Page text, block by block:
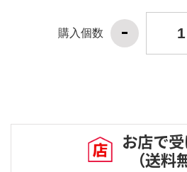
購入個数
お店で
（送料